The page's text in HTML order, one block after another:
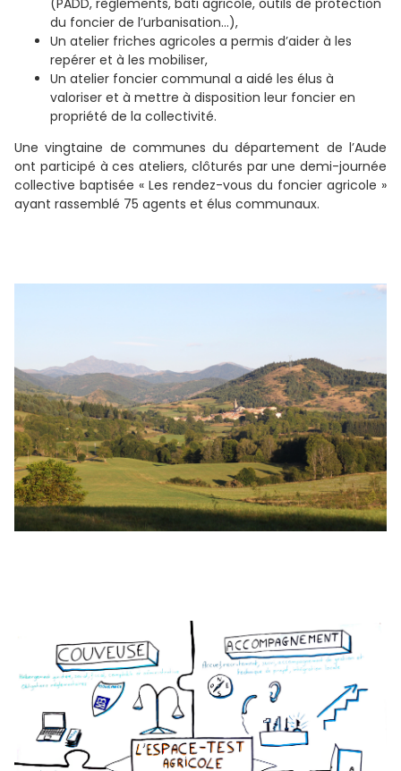
du foncier de l’urbanisation…),
Un atelier friches agricoles a permis d’aider à les
repérer et à les mobiliser,
Un atelier foncier communal a aidé les élus à
valoriser et à mettre à disposition leur foncier en
propriété de la collectivité.
Une vingtaine de communes du département de l’Aude
ont participé à ces ateliers, clôturés par une demi-journée
collective baptisée « Les rendez-vous du foncier agricole »
ayant rassemblé 75 agents et élus communaux.